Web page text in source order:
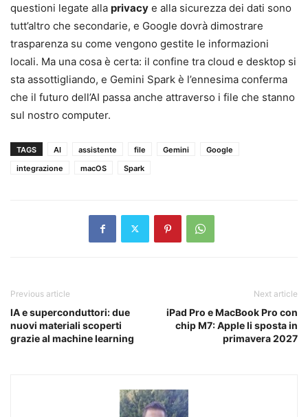
questioni legate alla privacy e alla sicurezza dei dati sono
tutt’altro che secondarie, e Google dovrà dimostrare
trasparenza su come vengono gestite le informazioni
locali. Ma una cosa è certa: il confine tra cloud e desktop si
sta assottigliando, e Gemini Spark è l’ennesima conferma
che il futuro dell’AI passa anche attraverso i file che stanno
sul nostro computer.
TAGS AI assistente file Gemini
Google
integrazione
macOS Spark
Previous article
IA e superconduttori: due
nuovi materiali scoperti
grazie al machine learning
Next article
iPad Pro e MacBook Pro con
chip M7: Apple li sposta in
primavera 2027